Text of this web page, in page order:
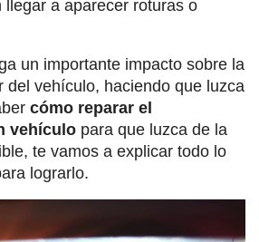
llegar a aparecer roturas o
un importante impacto sobre la
del vehículo, haciendo que luzca
cómo reparar el
vehículo para que luzca de la
te vamos a explicar todo lo
lograrlo.